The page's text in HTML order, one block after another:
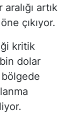
artık
çıkıyor.
kritik
dolar
bölgede